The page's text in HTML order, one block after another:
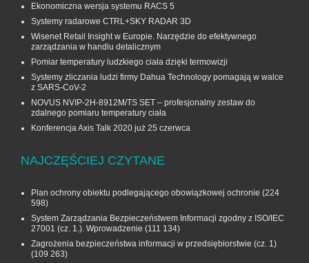
Ekonomiczna wersja systemu RACS 5
Systemy radarowe CTRL+SKY RADAR 3D
Wisenet Retail Insight w Europie. Narzędzie do efektywnego
zarządzania w handlu detalicznym
Pomiar temperatury ludzkiego ciała dzięki termowizji
Systemy zliczania ludzi firmy Dahua Technology pomagają w walce
z SARS-CoV-2
NOVUS NVIP-2H-8912M/TS SET – profesjonalny zestaw do
zdalnego pomiaru temperatury ciała
Konferencja Axis Talk 2020 już 25 czerwca
NAJCZĘŚCIEJ CZYTANE
Plan ochrony obiektu podlegającego obowiązkowej ochronie (224
598)
System Zarządzania Bezpieczeństwem Informacji zgodny z ISO/IEC
27001 (cz. 1.). Wprowadzenie (111 134)
Zagrożenia bezpieczeństwa informacji w przedsiębiorstwie (cz. 1)
(109 263)